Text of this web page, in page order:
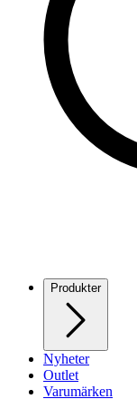
Produkter
Nyheter
Outlet
Varumärken